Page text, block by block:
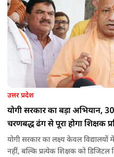
उत्तर प्रदेश
योगी सरकार का बड़ा अभियान,
चरणबद्ध ढंग से पूरा होगा शिक्षक
योगी सरकार का लक्ष्य केवल विद्यालयों
नहीं, बल्कि प्रत्येक शिक्षक को डिजिटल